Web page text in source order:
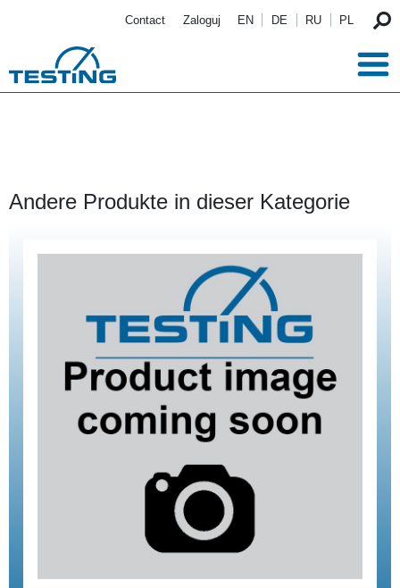
Contact Zaloguj EN DE RU PL
Andere Produkte in dieser Kategorie